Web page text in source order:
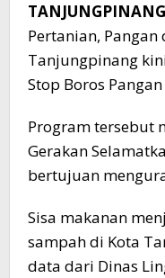
Pertanian, Pangan
Tanjungpinang
Stop Boros
Program tersebut
Gerakan
bertujuan
Sisa makanan
sampah di Kota
data dari Dinas